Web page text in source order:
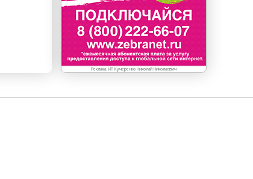
Реклама. ИП Кучеренко Николай Николаевич